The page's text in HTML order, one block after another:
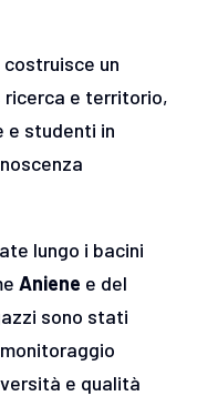
un
e territorio,
e studenti in
lungo i bacini
Aniene e del
sono stati
e qualità